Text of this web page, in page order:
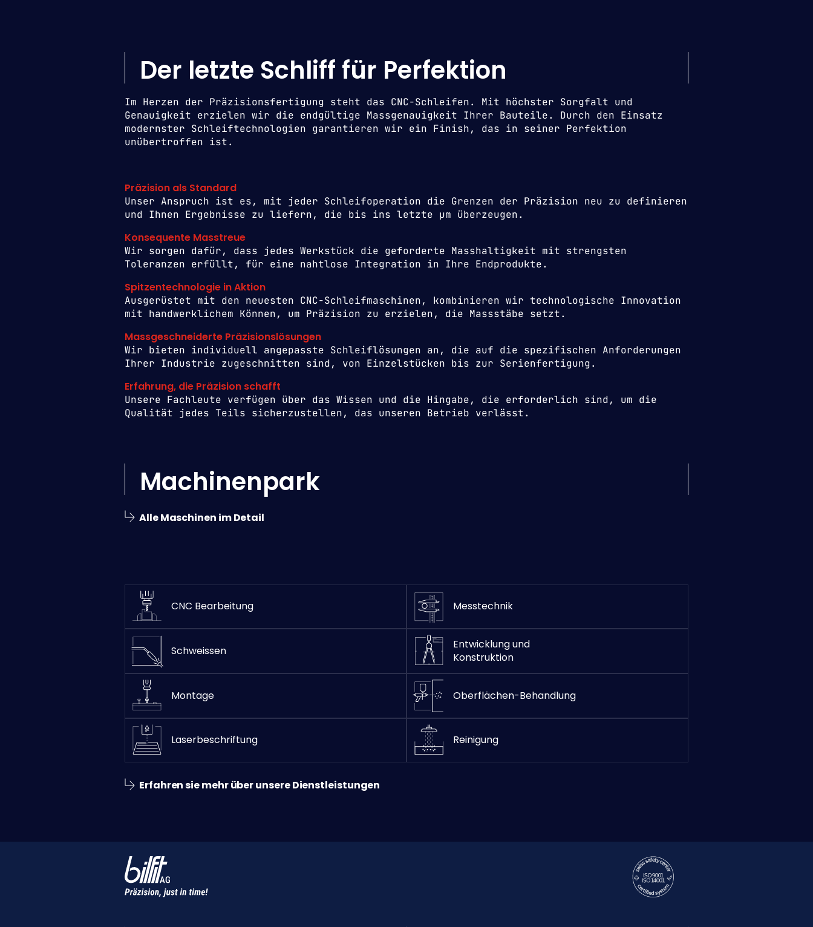
Der letzte Schliff für Perfektion
Im Herzen der Präzisionsfertigung steht das CNC-Schleifen. Mit höchster Sorgfalt und
Genauigkeit erzielen wir die endgültige Massgenauigkeit Ihrer Bauteile. Durch den Einsatz
modernster Schleiftechnologien garantieren wir ein Finish, das in seiner Perfektion
unübertroffen ist.
Präzision als Standard
Unser Anspruch ist es, mit jeder Schleifoperation die Grenzen der Präzision neu zu definieren
und Ihnen Ergebnisse zu liefern, die bis ins letzte µm überzeugen.
Konsequente Masstreue
Wir sorgen dafür, dass jedes Werkstück die geforderte Masshaltigkeit mit strengsten
Toleranzen erfüllt, für eine nahtlose Integration in Ihre Endprodukte.
Spitzentechnologie in Aktion
Ausgerüstet mit den neuesten CNC-Schleifmaschinen, kombinieren wir technologische Innovation
mit handwerklichem Können, um Präzision zu erzielen, die Massstäbe setzt.
Massgeschneiderte Präzisionslösungen
Wir bieten individuell angepasste Schleiflösungen an, die auf die spezifischen Anforderungen
Ihrer Industrie zugeschnitten sind, von Einzelstücken bis zur Serienfertigung.
Erfahrung, die Präzision schafft
Unsere Fachleute verfügen über das Wissen und die Hingabe, die erforderlich sind, um die
Qualität jedes Teils sicherzustellen, das unseren Betrieb verlässt.
Machinenpark
Alle Maschinen im Detail
CNC Bearbeitung Messtechnik
Schweissen
Entwicklung und
Konstruktion
Montage Oberflächen-Behandlung
Laserbeschriftung Reinigung
Erfahren sie mehr über unsere Dienstleistungen